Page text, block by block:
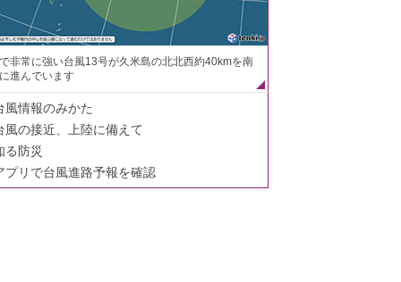
非常に強い台風13号が久米島の北北西約40kmを南
進んでいます
風情報のみかた
風の接近、上陸に備えて
る防災
プリで台風進路予報を確認